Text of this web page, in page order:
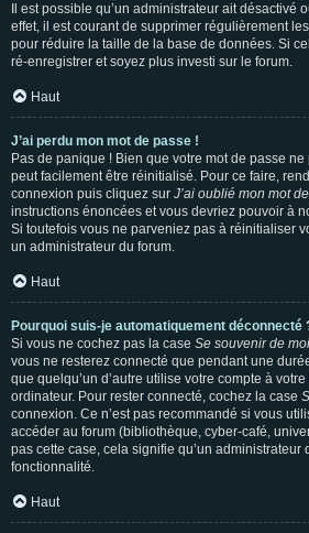
Il est possible qu’un administrateur ait désactivé
effet, il est courant de supprimer régulièrement
pour réduire la taille de la base de données. Si
ré-enregistrer et soyez plus investi sur le forum.
Haut
J’ai perdu mon mot de passe !
Pas de panique ! Bien que votre mot de passe ne
peut facilement être réinitialisé. Pour ce faire,
connexion puis cliquez sur J’ai oublié mon mot
instructions énoncées et vous devriez pouvoir à
Si toutefois vous ne parveniez pas à réinitialiser
un administrateur du forum.
Haut
Pourquoi suis-je automatiquement déconnecté
Si vous ne cochez pas la case Se souvenir de moi
vous ne resterez connecté que pendant une
que quelqu’un d’autre utilise votre compte à
ordinateur. Pour rester connecté, cochez la case
connexion. Ce n’est pas recommandé si vous
accéder au forum (bibliothèque, cyber-café,
pas cette case, cela signifie qu’un administrateur
fonctionnalité.
Haut